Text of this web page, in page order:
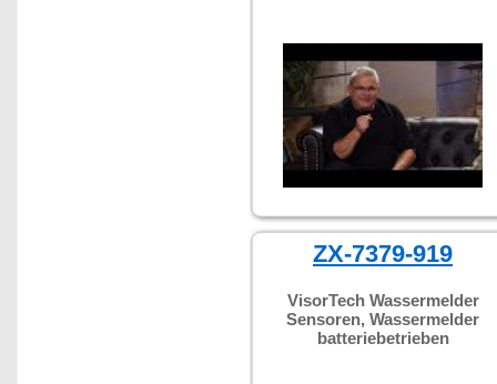
ZX-7379-919
VisorTech Wassermelder
Sensoren, Wassermelder
batteriebetrieben